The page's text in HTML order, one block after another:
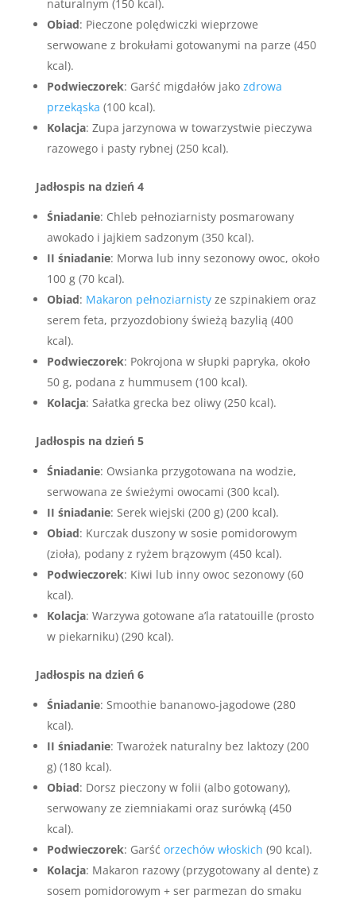
naturalnym (150 kcal).
Obiad: Pieczone polędwiczki wieprzowe
serwowane z brokułami gotowanymi na parze (450
kcal).
Podwieczorek: Garść migdałów jako zdrowa
przekąska (100 kcal).
Kolacja: Zupa jarzynowa w towarzystwie pieczywa
razowego i pasty rybnej (250 kcal).
Jadłospis na dzień 4
Śniadanie: Chleb pełnoziarnisty posmarowany
awokado i jajkiem sadzonym (350 kcal).
II śniadanie: Morwa lub inny sezonowy owoc, około
100 g (70 kcal).
Obiad: Makaron pełnoziarnistyze szpinakiem oraz
serem feta, przyozdobiony świeżą bazylią (400
kcal).
Podwieczorek: Pokrojona w słupki papryka, około
50 g, podana z hummusem (100 kcal).
Kolacja: Sałatka grecka bez oliwy (250 kcal).
Jadłospis na dzień 5
Śniadanie: Owsianka przygotowana na wodzie,
serwowana ze świeżymi owocami (300 kcal).
II śniadanie: Serek wiejski (200 g) (200 kcal).
Obiad: Kurczak duszony w sosie pomidorowym
(zioła), podany z ryżem brązowym (450 kcal).
Podwieczorek: Kiwi lub inny owoc sezonowy (60
kcal).
Kolacja: Warzywa gotowane a’la ratatouille (prosto
w piekarniku) (290 kcal).
Jadłospis na dzień 6
Śniadanie: Smoothie bananowo-jagodowe (280
kcal).
II śniadanie: Twarożek naturalny bez laktozy (200
g) (180 kcal).
Obiad: Dorsz pieczony w folii (albo gotowany),
serwowany ze ziemniakami oraz surówką (450
kcal).
Podwieczorek: Garść orzechów włoskich (90 kcal).
Kolacja: Makaron razowy (przygotowany al dente) z
sosem pomidorowym + ser parmezan do smaku